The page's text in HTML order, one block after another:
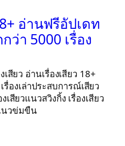
อ่านฟรีอัปเดท
ว่า 5000 เรื่อง
เสียว อ่านเรื่องเสียว 18+
องเล่าประสบการณ์เสียว
เสียวแนวสวิงกิ้ง เรื่องเสียว
วข่มขืน